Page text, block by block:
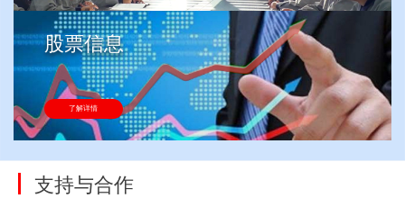
股票信息
了解详情
支持与合作